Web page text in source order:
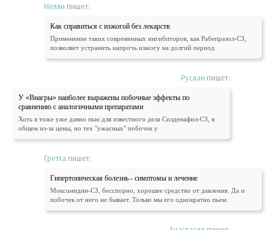
Нелли пишет:
Как справиться с изжогой без лекарств
Применение таких современных ингибиторов, как Рабепразол-СЗ,
позволяет устранить напрочь изжогу на долгий период
Руслан пишет:
У «Виагры» наиболее выражены побочные эффекты по
сравнению с аналогичными препаратами
Хоть я тоже уже давно пью для известного дела Силденафил-СЗ, в
общем из-за цены, но тех "ужасных" побочек у
Гретта пишет:
Гипертоническая болезнь - симптомы и лечение
Моксонидин-СЗ, бесспорно, хорошее средство от давления. Да и
побочек от него не бывает. Только мы его однократно пьем.